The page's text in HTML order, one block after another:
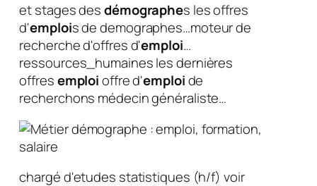
et stages desdémographes les offres
d'emplois de demographes…moteur de
recherche d'offres d'emploi…
ressources_humaines les dernières
offresemploioffre d'emploide
recherchons médecin généraliste…
chargé d'etudes statistiques (h/f) voir